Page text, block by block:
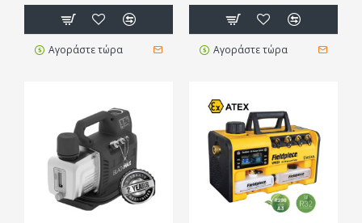
Αγοράστε τώρα Αγοράστε τώρα